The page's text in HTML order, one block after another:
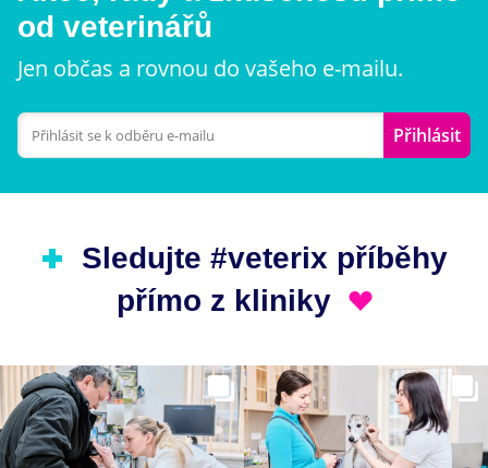
od veterinářů
Jen občas a rovnou do vašeho e-mailu.
Přihlásit
Sledujte #veterix příběhy
přímo z kliniky